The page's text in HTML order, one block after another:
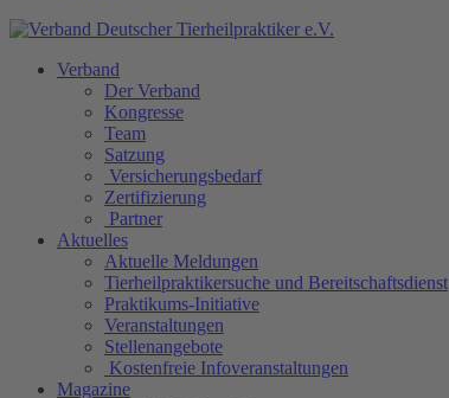
Verband
Der Verband
Kongresse
Team
Satzung
Versicherungsbedarf
Zertifizierung
Partner
Aktuelles
Aktuelle Meldungen
Tierheilpraktikersuche und Bereitschaftsdienst
Praktikums-Initiative
Veranstaltungen
Stellenangebote
Kostenfreie Infoveranstaltungen
Magazine